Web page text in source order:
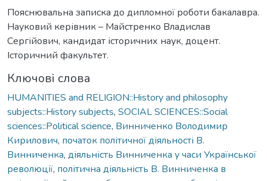
Пояснювальна записка до дипломної роботи бакалавра.
Науковий керівник – Майстренко Владислав
Сергійович, кандидат історичних наук, доцент.
Історичний факультет.
Ключові слова
HUMANITIES and RELIGION::History and philosophy
subjects::History subjects, SOCIAL SCIENCES::Social
sciences::Political science, Винниченко Володимир
Кирилович, початок політичної діяльності В.
Винниченка, діяльність Винниченка у часи Української
революції, політична діяльність В. Винниченка в